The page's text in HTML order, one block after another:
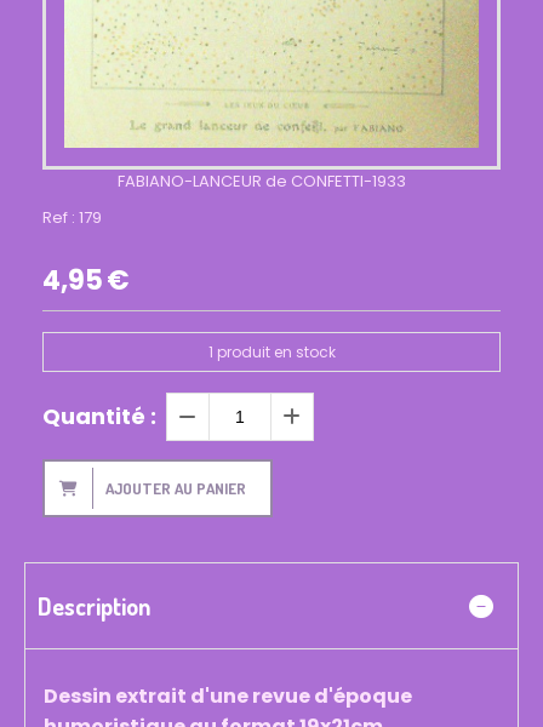
FABIANO-LANCEUR de CONFETTI-1933
Ref : 179
4,95€
1 produit en stock
Quantité :
AJOUTER AU PANIER
Description
Dessin extrait d'une revue d'époque